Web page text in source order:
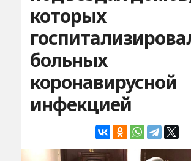
которых
больных
коронавирусной
инфекцией